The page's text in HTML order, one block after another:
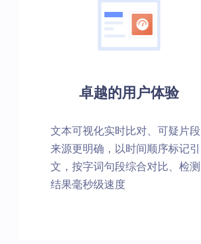
卓越的用户体验
文本可视化实时比对、可疑片段
来源更明确，以时间顺序标记引
文，按字词句段综合对比、检测
结果毫秒级速度